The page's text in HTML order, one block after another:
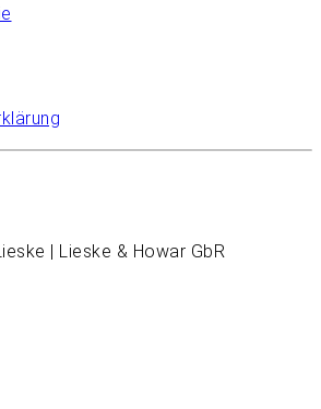
| Lieske & Howar GbR